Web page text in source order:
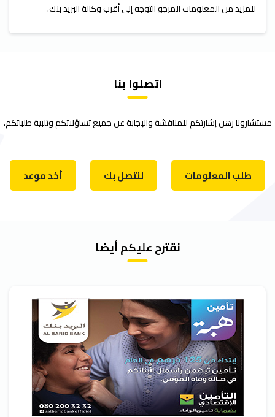
للمزيد من المعلومات المرجو التوجه إلى أقرب وكالة البريد بنك.
اتصلوا بنا
رهن إشارتكم للمناقشة والإجابة عن جميع تساؤلاتكم وتلبية طلباتكم.
طلب المعلومات لنتصل بك أخد موعد
نقترح عليكم أيضا